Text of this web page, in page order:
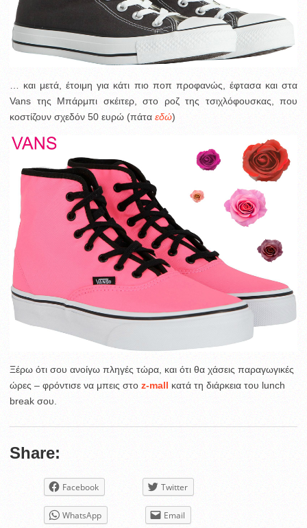
… και μετά, έτοιμη για κάτι πιο ποπ προφανώς, έφτασα και στα
Vans της Μπάρμπι σκέιτερ, στο ροζ της τσιχλόφουσκας, που
κοστίζουν σχεδόν 50 ευρώ (πάτα εδώ)
Ξέρω ότι σου ανοίγω πληγές τώρα, και ότι θα χάσεις παραγωγικές
ώρες – φρόντισε να μπεις στο z-mall κατά τη διάρκεια του lunch
break σου.
Share:
Facebook Twitter
WhatsApp Email